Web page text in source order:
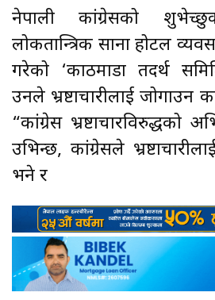
नेपाली कांग्रेसको
लोकतान्त्रिक साना होटल
गरेको ‘काठमाडौँ तदर्थ
उनले भ्रष्टाचारीलाई जोगाउन
“कांग्रेस भ्रष्टाचारविरुद्धको
उभिन्छ, कांग्रेसले
भने र